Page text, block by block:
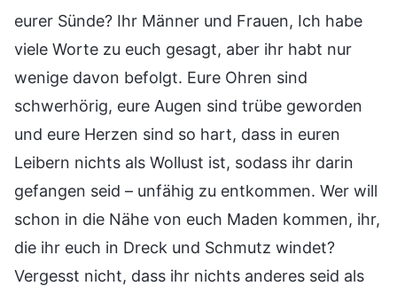
eurer Sünde? Ihr Männer und Frauen, Ich habe
viele Worte zu euch gesagt, aber ihr habt nur
wenige davon befolgt. Eure Ohren sind
schwerhörig, eure Augen sind trübe geworden
und eure Herzen sind so hart, dass in euren
Leibern nichts als Wollust ist, sodass ihr darin
gefangen seid – unfähig zu entkommen. Wer will
schon in die Nähe von euch Maden kommen, ihr,
die ihr euch in Dreck und Schmutz windet?
Vergesst nicht, dass ihr nichts anderes seid als